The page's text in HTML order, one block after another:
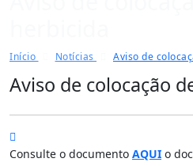
Início Notícias Aviso de
Aviso de colocação
Consulte o documento AQUI o